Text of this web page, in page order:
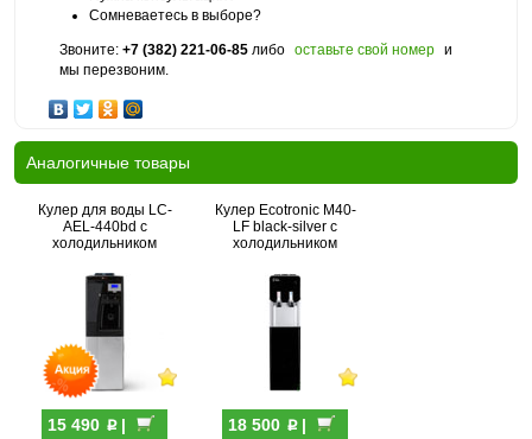
Сомневаетесь в выборе?
Звоните: +7 (382) 221-06-85 либо оставьте свой номер и
мы перезвоним.
Аналогичные товары
Кулер для воды LC-
AEL-440bd с
холодильником
15 490 p|
Кулер Ecotronic M40-
LF black-silver с
холодильником
18 500 p|